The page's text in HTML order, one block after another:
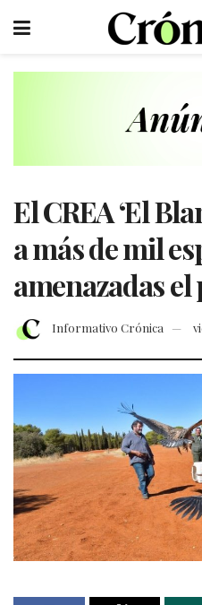
El CREA ‘El
a más de mil
amenazadas el
Informativo Crónica